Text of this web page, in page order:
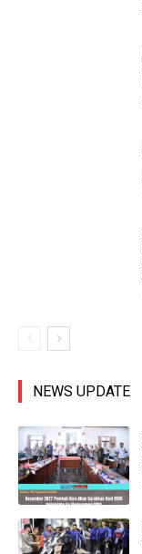
NEWS UPDATE